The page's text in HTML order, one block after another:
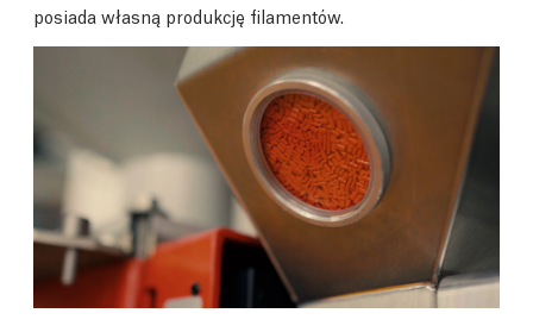
posiada własną produkcję filamentów.